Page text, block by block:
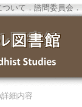
ついて ． 諮問委員会 ．
細内容